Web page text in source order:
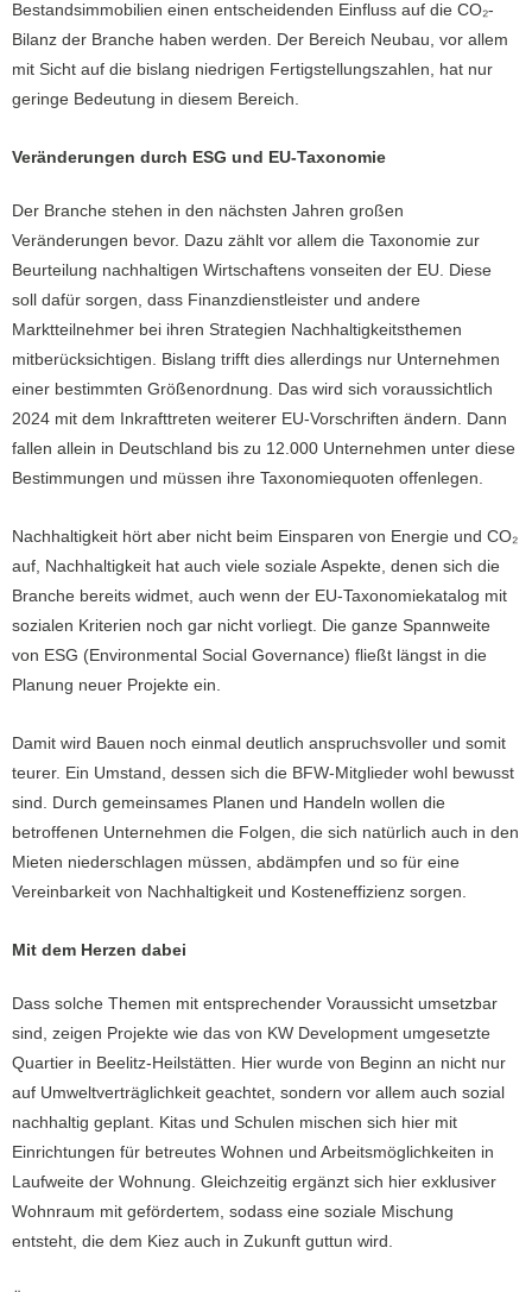
Bestandsimmobilien einen entscheidenden Einfluss auf die CO₂-
Bilanz der Branche haben werden. Der Bereich Neubau, vor allem
mit Sicht auf die bislang niedrigen Fertigstellungszahlen, hat nur
geringe Bedeutung in diesem Bereich.
Veränderungen durch ESG und EU-Taxonomie
Der Branche stehen in den nächsten Jahren großen
Veränderungen bevor. Dazu zählt vor allem die Taxonomie zur
Beurteilung nachhaltigen Wirtschaftens vonseiten der EU. Diese
soll dafür sorgen, dass Finanzdienstleister und andere
Marktteilnehmer bei ihren Strategien Nachhaltigkeitsthemen
mitberücksichtigen. Bislang trifft dies allerdings nur Unternehmen
einer bestimmten Größenordnung. Das wird sich voraussichtlich
2024 mit dem Inkrafttreten weiterer EU-Vorschriften ändern. Dann
fallen allein in Deutschland bis zu 12.000 Unternehmen unter diese
Bestimmungen und müssen ihre Taxonomiequoten offenlegen.
Nachhaltigkeit hört aber nicht beim Einsparen von Energie und CO₂
auf, Nachhaltigkeit hat auch viele soziale Aspekte, denen sich die
Branche bereits widmet, auch wenn der EU-Taxonomiekatalog mit
sozialen Kriterien noch gar nicht vorliegt. Die ganze Spannweite
von ESG (Environmental Social Governance) fließt längst in die
Planung neuer Projekte ein.
Damit wird Bauen noch einmal deutlich anspruchsvoller und somit
teurer. Ein Umstand, dessen sich die BFW-Mitglieder wohl bewusst
sind. Durch gemeinsames Planen und Handeln wollen die
betroffenen Unternehmen die Folgen, die sich natürlich auch in den
Mieten niederschlagen müssen, abdämpfen und so für eine
Vereinbarkeit von Nachhaltigkeit und Kosteneffizienz sorgen.
Mit dem Herzen dabei
Dass solche Themen mit entsprechender Voraussicht umsetzbar
sind, zeigen Projekte wie das von KW Development umgesetzte
Quartier in Beelitz-Heilstätten. Hier wurde von Beginn an nicht nur
auf Umweltverträglichkeit geachtet, sondern vor allem auch sozial
nachhaltig geplant. Kitas und Schulen mischen sich hier mit
Einrichtungen für betreutes Wohnen und Arbeitsmöglichkeiten in
Laufweite der Wohnung. Gleichzeitig ergänzt sich hier exklusiver
Wohnraum mit gefördertem, sodass eine soziale Mischung
entsteht, die dem Kiez auch in Zukunft guttun wird.